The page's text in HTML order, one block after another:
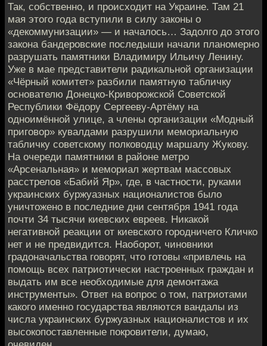
Так, собственно, и происходит на Украине. Там 21
мая этого года вступили в силу законы о
«декоммунизации» — и началось… Задолго до этого
закона бандеровские последыши начали планомерно
разрушать памятники Владимиру Ильичу Ленину.
Уже в мае представители радикальной организации
«Чёрный комитет» разбили памятную табличку
основателю Донецко-Криворожской Советской
Республики Фёдору Сергееву-Артёму на
одноимённой улице, а члены организации «Модный
приговор» кувалдами разрушили мемориальную
табличку советскому полководцу маршалу Жукову.
На очереди памятники в районе метро
«Арсенальная» и мемориал жертвам массовых
расстрелов «Бабий Яр», где, в частности, руками
украинских буржуазных националистов было
уничтожено в последние дни сентября 1941 года
почти 34 тысячи киевских евреев. Никакой
негативной реакции от киевского городничего Кличко
нет и не предвидится. Наоборот, чиновники
градоначальства говорят, что готовы «привлечь на
помощь всех патриотически настроенных граждан и
выдать им все необходимые для демонтажа
инструменты». Ответ на вопрос о том, патриотами
какого именно государства являются вандалы из
числа украинских буржуазных националистов и их
высокопоставленные покровители, думаю,